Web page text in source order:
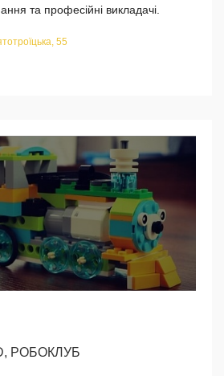
та професійні викладачі.
55
РОБОКЛУБ